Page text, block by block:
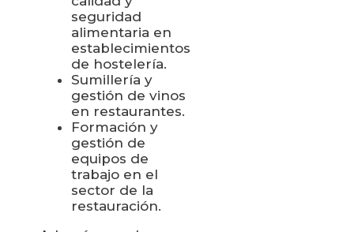
seguridad
alimentaria en
establecimientos
de hostelería.
Sumillería y
gestión de vinos
en restaurantes.
Formación y
gestión de
equipos de
trabajo en el
sector de la
restauración.